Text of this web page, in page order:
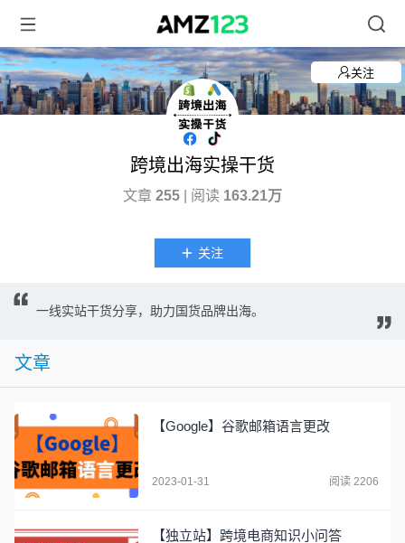
关注
跨境出海实操干货
文章 255 | 阅读 163.21万
关注
一线实站干货分享，助力国货品牌出海。
文章
【Google】谷歌邮箱语言更改
2023-01-31 阅读 2206
【独立站】跨境电商知识小问答